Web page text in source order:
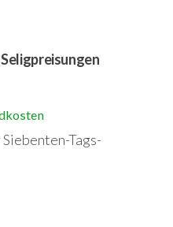
Tags-